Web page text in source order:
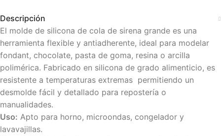
Descripción
El molde de silicona de cola de sirena grande es una
herramienta flexible y antiadherente, ideal para modelar
fondant, chocolate, pasta de goma, resina o arcilla
polimérica. Fabricado en silicona de grado alimenticio, es
resistente a temperaturas extremas permitiendo un
desmolde fácil y detallado para repostería o
manualidades.
Uso: Apto para horno, microondas, congelador y
lavavajillas.